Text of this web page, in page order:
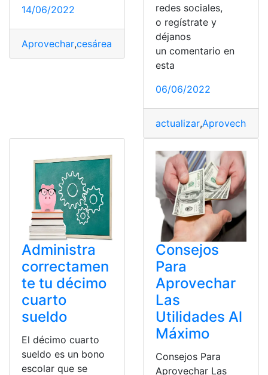
14/06/2022
Aprovechar,cesárea Chequeos
redes sociales,
o regístrate y
déjanos
un comentario en
esta
06/06/2022
actualizar,Aprovechar
Administra
correctamen
te tu décimo
cuarto
sueldo
El décimo cuarto
sueldo es un bono
escolar que se
Consejos
Para
Aprovechar
Las
Utilidades Al
Máximo
Consejos Para
Aprovechar Las